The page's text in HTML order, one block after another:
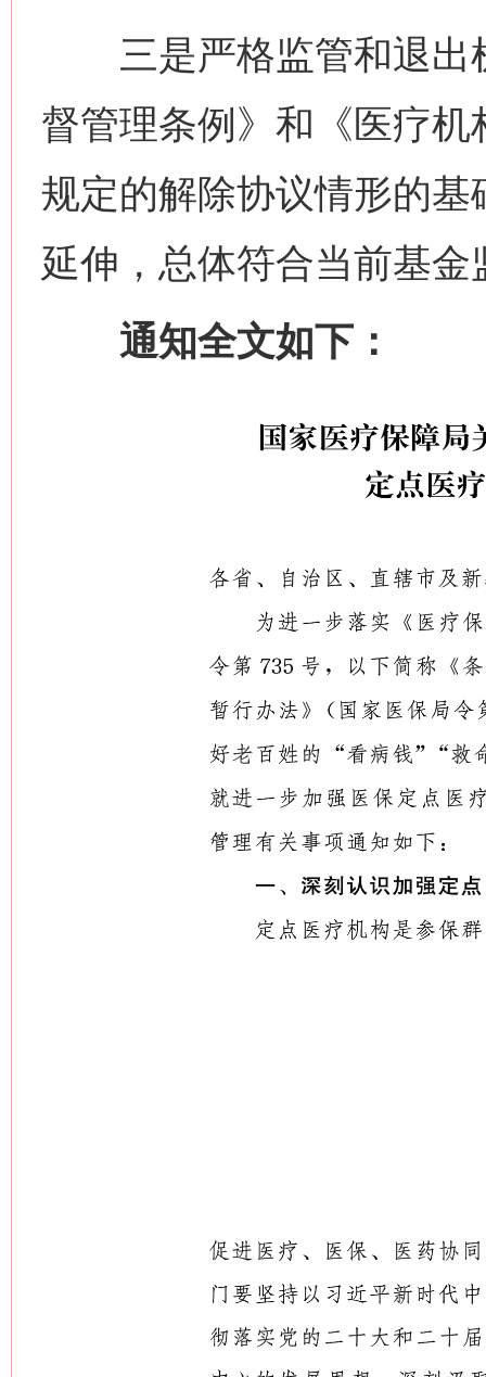
三是严格监管和退出
督管理条例》和《医疗
规定的解除协议情形的
延伸，总体符合当前基
通知全文如下：